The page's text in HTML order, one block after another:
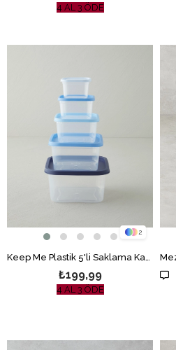
4 AL 3 ÖDE
2
Keep Me Plastik 5'li Saklama Kabı 160-300-500-885-1500 ml Mavi
₺199,99
4 AL 3 ÖDE